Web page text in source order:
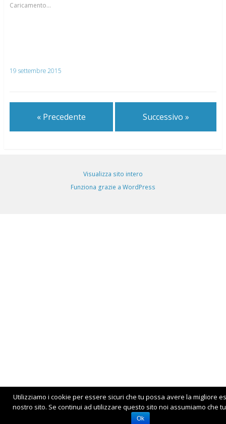
Caricamento...
19 settembre 2015
« Precedente Successivo »
Visualizza sito intero
Funziona grazie a WordPress
Utilizziamo i cookie per essere sicuri che tu possa avere la migliore
nostro sito. Se continui ad utilizzare questo sito noi assumiamo che
Ok